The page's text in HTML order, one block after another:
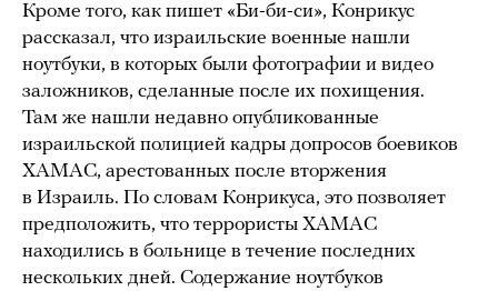
Кроме того, как пишет «Би-би-си», Конрикус
рассказал, что израильские военные нашли
ноутбуки, в которых были фотографии и видео
заложников, сделанные после их похищения.
Там же нашли недавно опубликованные
израильской полицией кадры допросов боевиков
ХАМАС, арестованных после вторжения
в Израиль. По словам Конрикуса, это позволяет
предположить, что террористы ХАМАС
находились в больнице в течение последних
нескольких дней. Содержание ноутбуков